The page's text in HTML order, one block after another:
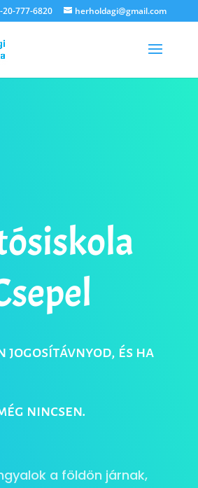
20-777-6820 herholdagi@gmail.com
jogosítávnyod, és ha
nincsen.
a földön járnak,